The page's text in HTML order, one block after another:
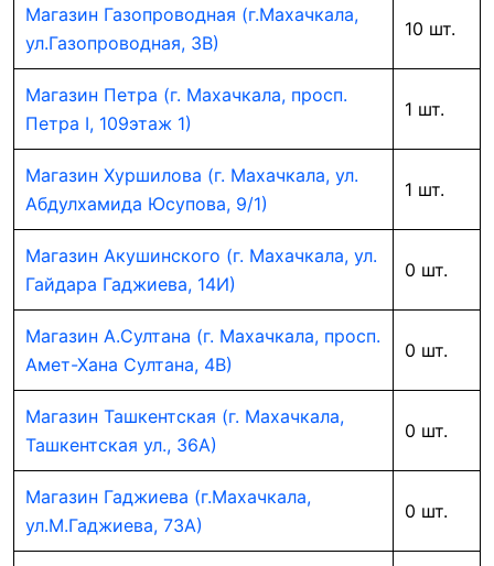
Магазин Газопроводная (г.Махачкала,
ул.Газопроводная, 3В)
10 шт.
Магазин Петра (г. Махачкала, просп.
Петра I, 109этаж 1)
1 шт.
Магазин Хуршилова (г. Махачкала, ул.
Абдулхамида Юсупова, 9/1)
1 шт.
Магазин Акушинского (г. Махачкала, ул.
Гайдара Гаджиева, 14И)
0 шт.
Магазин А.Султана (г. Махачкала, просп.
Амет-Хана Султана, 4В)
0 шт.
Магазин Ташкентская (г. Махачкала,
Ташкентская ул., 36А)
0 шт.
Магазин Гаджиева (г.Махачкала,
ул.М.Гаджиева, 73А)
0 шт.